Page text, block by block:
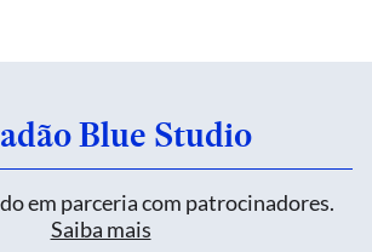
Blue Studio
em parceria com patrocinadores.
Saiba mais